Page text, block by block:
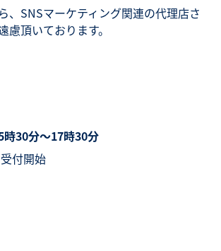
、SNSマーケティング関連の代理店さ
慮頂いております。
30分〜17時30分
付開始